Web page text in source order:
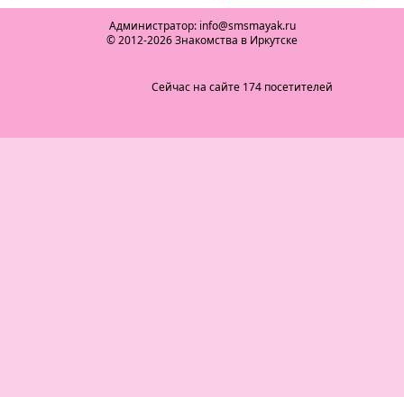
Администратор: info@smsmayak.ru
© 2012-2026 Знакомства в Иркутске
Сейчас на сайте 174 посетителей